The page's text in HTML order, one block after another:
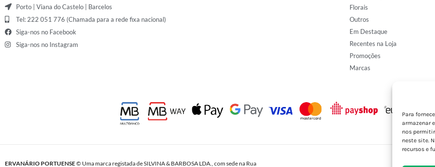
Para
armazenar
nos
neste site.
recursos e
Porto | Viana do Castelo | Barcelos
Tel: 222 051 776 (Chamada para a rede fixa nacional)
Siga-nos no Facebook
Siga-nos no Instagram
Florais
Outros
Em Destaque
Recentes na Loja
Promoções
Marcas
ERVANÁRIO PORTUENSE© Uma marca registada de SILVINA & BARBOSA LDA., com sede na Rua